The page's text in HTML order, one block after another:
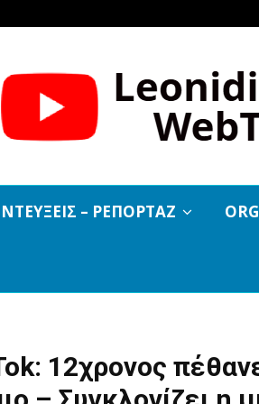
– ΡΕΠΟΡΤΑΖ
12χρονος